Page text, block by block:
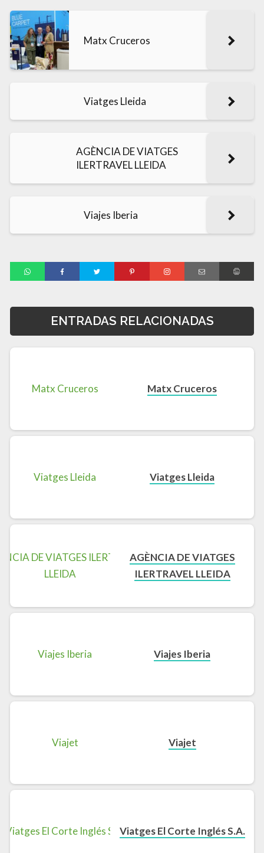
Matx Cruceros
Viatges Lleida
AGÈNCIA DE VIATGES
ILERTRAVEL LLEIDA
Viajes Iberia
ENTRADAS RELACIONADAS
Matx Cruceros
Viatges Lleida
AGÈNCIA DE VIATGES
ILERTRAVEL LLEIDA
Viajes Iberia
Viajet
Viatges El Corte Inglés S.A.